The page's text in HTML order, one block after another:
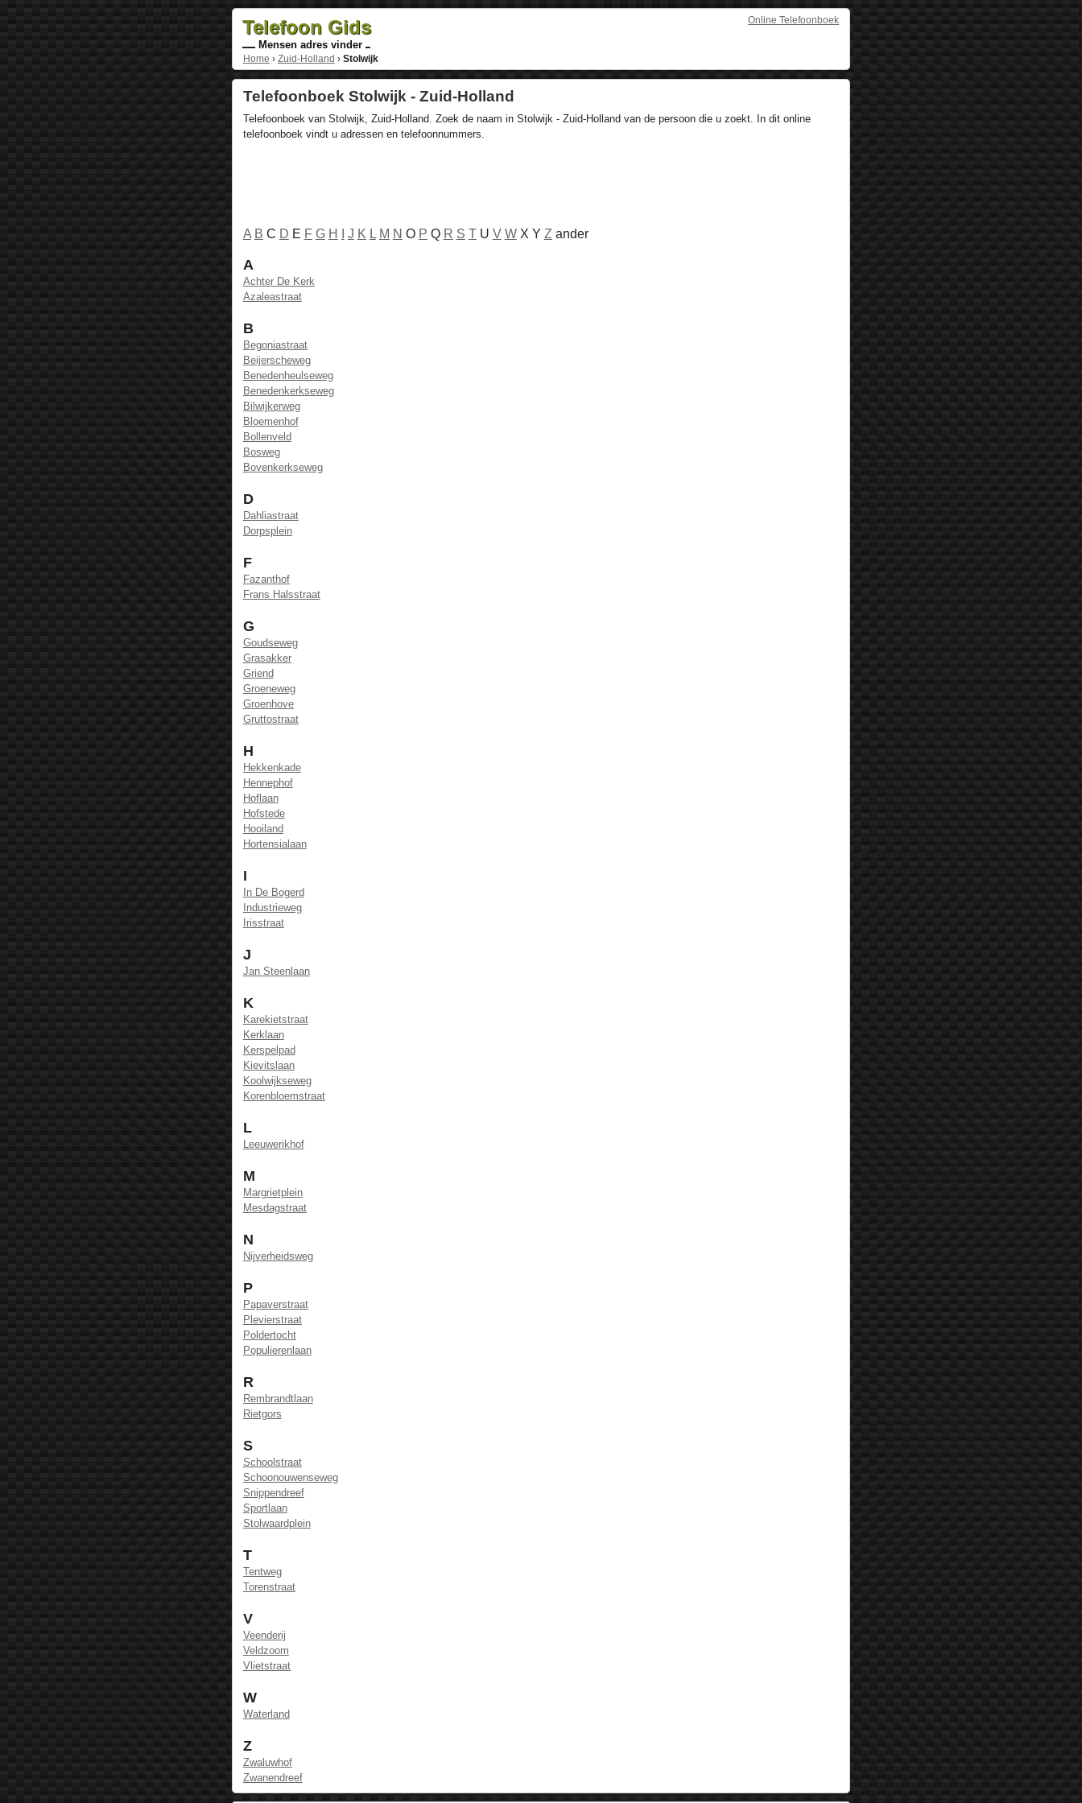
Online Telefoonboek
Telefoon Gids
Mensen adres vinder
Home › Zuid-Holland › Stolwijk
Telefoonboek Stolwijk - Zuid-Holland
Telefoonboek van Stolwijk, Zuid-Holland. Zoek de naam in Stolwijk - Zuid-Holland van de persoon die u zoekt. In dit online
telefoonboek vindt u adressen en telefoonnummers.
A B C D E F G H J K L M N O P Q R S T U V WX Y Zander
A
Achter De Kerk
Azaleastraat
B
Begoniastraat
Beijerscheweg
Benedenheulseweg
Benedenkerkseweg
Bilwijkerweg
Bloemenhof
Bollenveld
Bosweg
Bovenkerkseweg
D
Dahliastraat
Dorpsplein
F
Fazanthof
Frans Halsstraat
G
Goudseweg
Grasakker
Griend
Groeneweg
Groenhove
Gruttostraat
H
Hekkenkade
Hennephof
Hoflaan
Hofstede
Hooiland
Hortensialaan
I
In De Bogerd
Industrieweg
Irisstraat
J
Jan Steenlaan
K
Karekietstraat
Kerklaan
Kerspelpad
Kievitslaan
Koolwijkseweg
Korenbloemstraat
L
Leeuwerikhof
M
Margrietplein
Mesdagstraat
N
Nijverheidsweg
P
Papaverstraat
Plevierstraat
Poldertocht
Populierenlaan
R
Rembrandtlaan
Rietgors
S
Schoolstraat
Schoonouwenseweg
Snippendreef
Sportlaan
Stolwaardplein
T
Tentweg
Torenstraat
V
Veenderij
Veldzoom
Vlietstraat
W
Waterland
Z
Zwaluwhof
Zwanendreef